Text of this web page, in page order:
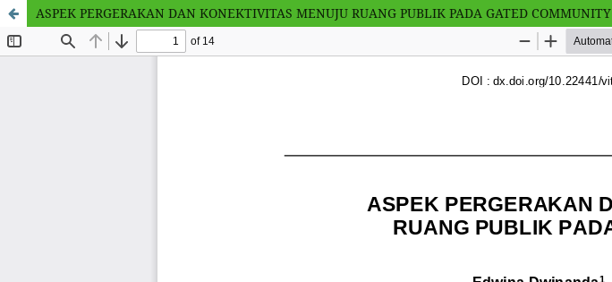
ASPEK PERGERAKAN DAN KONEKTIVITAS MENUJU RUANG PUBLIK PADA GATED COMMUNITY